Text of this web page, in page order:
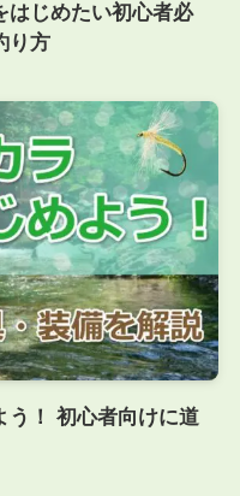
はじめたい初心者必
り方
う！ 初心者向けに道